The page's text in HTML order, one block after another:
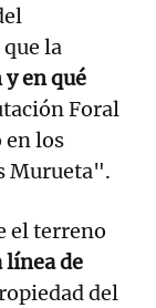
la
en qué
Foral
en los
Murueta".
el terreno
línea de
del